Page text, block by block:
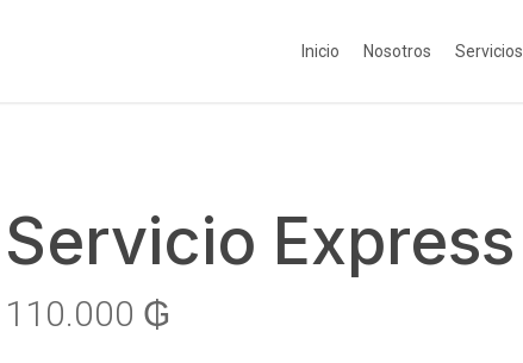
Inicio Nosotros Servicios
Servicio Express
110.000 ₲